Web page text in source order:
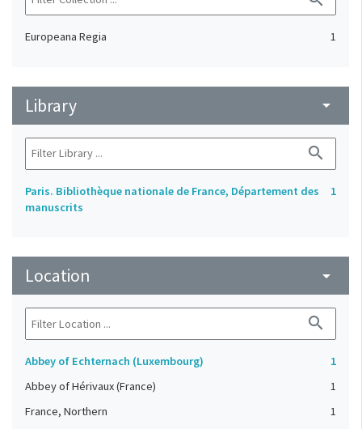
Europeana Regia 1
Library arrow_drop_down
search
Paris. Bibliothèque nationale de France, Département des
manuscrits
1
Location arrow_drop_down
search
Abbey of Echternach (Luxembourg)
1
Abbey of Hérivaux (France)
1
France, Northern
1